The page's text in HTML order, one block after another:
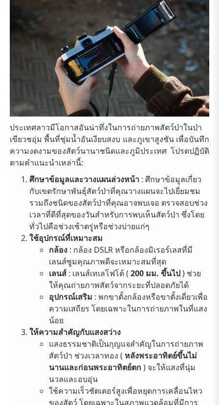
ประเทศลาวมีโอกาสอันน่าทึ่งในการถ่ายภาพสัตว์ป่าในป่า
เขียวชอุ่ม พื้นที่ชุ่มน้ำอันเงียบสงบ และภูเขาสูงชัน เพื่อบันทึก
ความงดงามของสัตว์นานาชนิดและภูมิประเทศ โปรดปฏิบัติ
ตามคำแนะนำเหล่านี้:
ศึกษาข้อมูลและวางแผนล่วงหน้า : ศึกษาข้อมูลเกี่ยว
กับเขตรักษาพันธุ์สัตว์ป่าที่คุณวางแผนจะไปเยี่ยมชม
รวมถึงชนิดของสัตว์ป่าที่คุณอาจพบเจอ ตรวจสอบช่วง
เวลาที่ดีที่สุดของวันสำหรับการพบเห็นสัตว์ป่า ซึ่งโดย
ทั่วไปคือช่วงเช้าตรู่หรือช่วงบ่ายแก่ๆ
ใช้อุปกรณ์ที่เหมาะสม
กล้อง : กล้อง DSLR หรือกล้องมิเรอร์เลสที่มี
เลนส์ซูมคุณภาพดีจะเหมาะสมที่สุด
เลนส์ : เลนส์เทเลโฟโต้ ( 200 มม. ขึ้นไป) ช่วย
ให้คุณถ่ายภาพสัตว์จากระยะที่ปลอดภัยได้
อุปกรณ์เสริม : พกขาตั้งกล้องหรือขาตั้งเดี่ยวเพื่อ
ความเสถียร โดยเฉพาะในการถ่ายภาพในที่แสง
น้อย
ให้ความสำคัญกับแสงสว่าง
แสงธรรมชาติเป็นกุญแจสำคัญในการถ่ายภาพ
สัตว์ป่า ช่วงเวลาทอง ( หลังพระอาทิตย์ขึ้นไม่
นานและก่อนพระอาทิตย์ตก ) จะให้แสงที่นุ่ม
นวลและอบอุ่น
ใช้ความเร็วชัตเตอร์สูงเพื่อหยุดการเคลื่อนไหว
ของสัตว์ โดยเฉพาะในสภาพแวดล้อมที่มีการ